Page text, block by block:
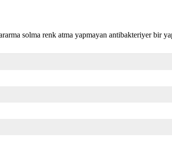
solma renk atma yapmayan antibakteriyer bir